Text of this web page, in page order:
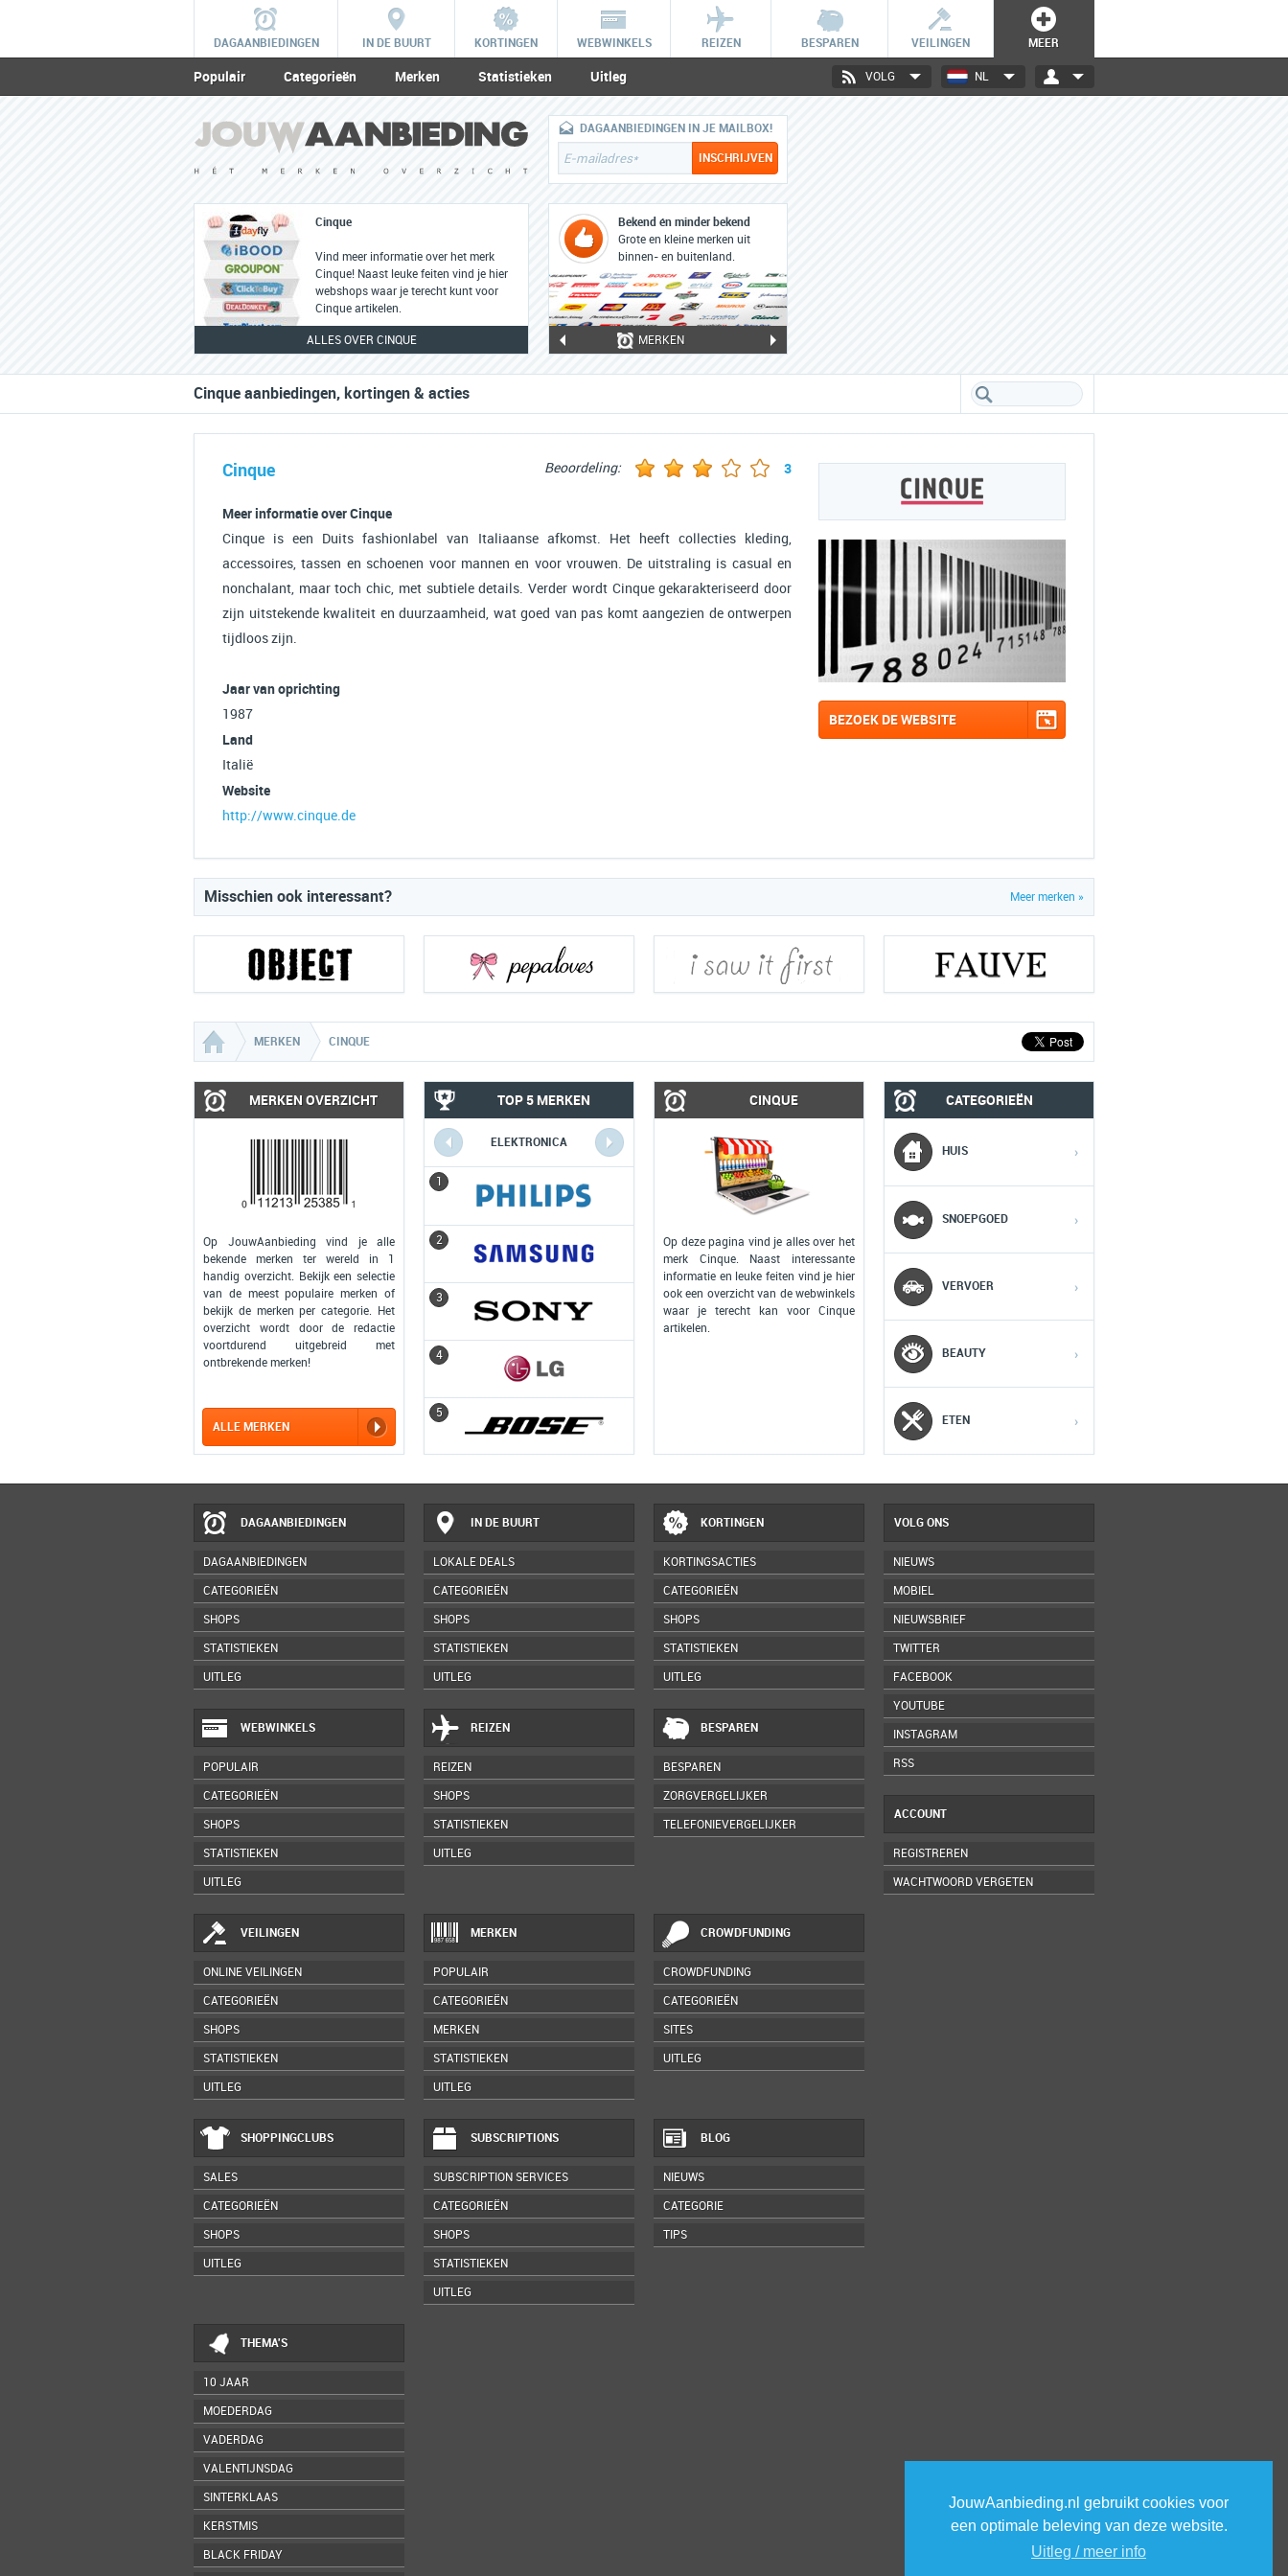
JouwAanbieding.nl gebruikt cookies voor
een optimale beleving van deze website.
Uitleg / meer info
DAGAANBIEDINGEN IN DE BUURT KORTINGEN WEBWINKELS REIZEN BESPAREN VEILINGEN MEER
Populair Categorieën Merken Statistieken Uitleg NL
VOLG
Cinque
Vind meer informatie over het merk
Cinque! Naast leuke feiten vind je hier
webshops waar je terecht kunt voor
Cinque artikelen.
ALLES OVER CINQUE
DAGAANBIEDINGEN IN JE MAILBOX!
Bekend én minder bekend
Grote en kleine merken uit
binnen- en buitenland.
MERKEN
Cinque aanbiedingen, kortingen & acties
Cinque Beoordeling: 3
Meer informatie over Cinque
Cinque is een Duits fashionlabel van Italiaanse afkomst. Het heeft collecties kleding,
accessoires, tassen en schoenen voor mannen en voor vrouwen. De uitstraling is casual en
nonchalant, maar toch chic, met subtiele details. Verder wordt Cinque gekarakteriseerd door
zijn uitstekende kwaliteit en duurzaamheid, wat goed van pas komt aangezien de ontwerpen
tijdloos zijn.
Jaar van oprichting
1987
Land
Italië
Website
http://www.cinque.de
BEZOEK DE WEBSITE
Meer merken »
Misschien ook interessant?
MERKEN CINQUE
MERKEN OVERZICHT
Op JouwAanbieding vind je alle
bekende merken ter wereld in 1
handig overzicht. Bekijk een selectie
van de meest populaire merken of
bekijk de merken per categorie. Het
overzicht wordt door de redactie
voortdurend uitgebreid met
ontbrekende merken!
ALLE MERKEN
TOP 5 MERKEN
ELEKTRONICA
1
2
3
4
5
COMPUTERS MOBIEL
2
3
CINQUE
Op deze pagina vind je alles over het
merk Cinque. Naast interessante
informatie en leuke feiten vind je hier
ook een overzicht van de webwinkels
waar je terecht kan voor Cinque
artikelen.
CATEGORIEËN
HUIS ›
SNOEPGOED ›
VERVOER ›
BEAUTY ›
ETEN ›
DAGAANBIEDINGEN
DAGAANBIEDINGEN
CATEGORIEËN
SHOPS
STATISTIEKEN
UITLEG
IN DE BUURT
LOKALE DEALS
CATEGORIEËN
SHOPS
STATISTIEKEN
UITLEG
KORTINGEN
KORTINGSACTIES
CATEGORIEËN
SHOPS
STATISTIEKEN
UITLEG
WEBWINKELS
POPULAIR
CATEGORIEËN
SHOPS
STATISTIEKEN
UITLEG
REIZEN
REIZEN
SHOPS
STATISTIEKEN
UITLEG
BESPAREN
BESPAREN
ZORGVERGELIJKER
TELEFONIEVERGELIJKER
VEILINGEN
ONLINE VEILINGEN
CATEGORIEËN
SHOPS
STATISTIEKEN
UITLEG
MERKEN
POPULAIR
CATEGORIEËN
MERKEN
STATISTIEKEN
UITLEG
CROWDFUNDING
CROWDFUNDING
CATEGORIEËN
SITES
UITLEG
SHOPPINGCLUBS
SALES
CATEGORIEËN
SHOPS
UITLEG
SUBSCRIPTIONS
SUBSCRIPTION SERVICES
CATEGORIEËN
SHOPS
STATISTIEKEN
UITLEG
BLOG
NIEUWS
CATEGORIE
TIPS
THEMA'S
10 JAAR
MOEDERDAG
VADERDAG
VALENTIJNSDAG
SINTERKLAAS
KERSTMIS
BLACK FRIDAY
VOLG ONS
NIEUWS
MOBIEL
NIEUWSBRIEF
TWITTER
FACEBOOK
YOUTUBE
INSTAGRAM
RSS
ACCOUNT
REGISTREREN
WACHTWOORD VERGETEN